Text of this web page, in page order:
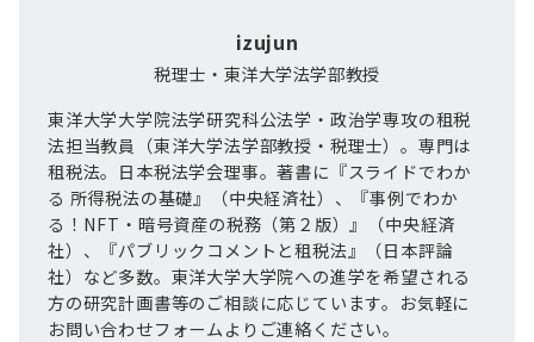
izujun
税理士・東洋大学法学部教授
東洋大学大学院法学研究科公法学・政治学専攻の租税
法担当教員（東洋大学法学部教授・税理士）。専門は
租税法。日本税法学会理事。著書に『スライドでわか
る 所得税法の基礎』（中央経済社）、『事例でわか
る！NFT・暗号資産の税務（第２版）』（中央経済
社）、『パブリックコメントと租税法』（日本評論
社）など多数。東洋大学大学院への進学を希望される
方の研究計画書等のご相談に応じています。お気軽に
お問い合わせフォームよりご連絡ください。